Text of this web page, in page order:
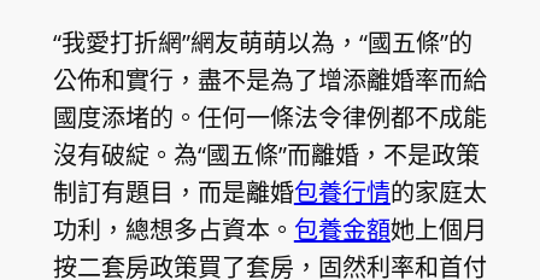
“我愛打折網”網友萌萌以為，“國五條”的
公佈和實行，盡不是為了增添離婚率而給
國度添堵的。任何一條法令律例都不成能
沒有破綻。為“國五條”而離婚，不是政策
制訂有題目，而是離婚包養行情的家庭太
功利，總想多占資本。 包養金額她上個月
按二套房政策買了套房，固然利率和首付